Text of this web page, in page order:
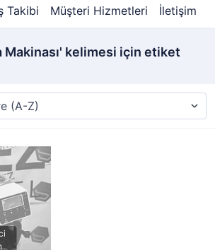
Takibi Müşteri Hizmetleri İletişim
Makinası' kelimesi için etiket